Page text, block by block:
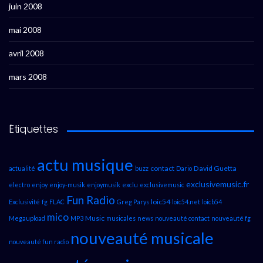
juin 2008
mai 2008
avril 2008
mars 2008
Étiquettes
actualité actu musique buzz contact Dario David Guetta
electro enjoy enjoy-musik enjoymusik exclu exclusivemusic exclusivemusic.fr
Exclusivité fg FLAC Fun Radio Greg Parys loic54 loic54.net loicb54
Megaupload mico MP3 Music musicales news nouveauté contact nouveauté fg
nouveauté fun radio nouveauté musicale